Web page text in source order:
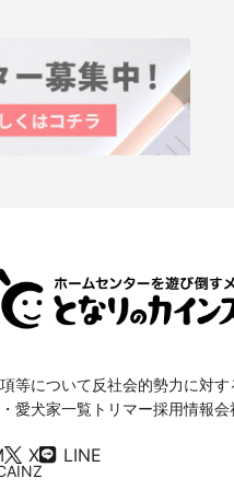
等について反社会的勢力に対
愛犬家一覧トリマー採用情報会
X LINE